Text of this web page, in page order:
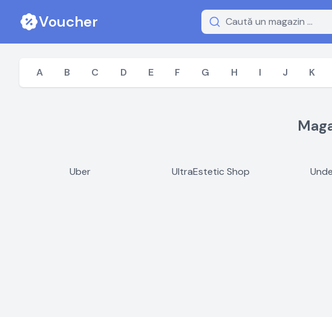
Voucher
A B C D E F G H I J K
Uber UltraEstetic Shop